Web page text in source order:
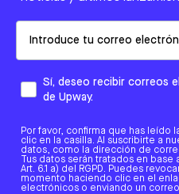
Sí, deseo recibir correos
de Upway.
Por favor, confirma que has leído
clic en la casilla. Al suscribirte a
datos, como la dirección de
Tus datos serán tratados en
Art. 6.1 a) del RGPD. Puedes
momento haciendo clic en el
electrónicos o enviando un